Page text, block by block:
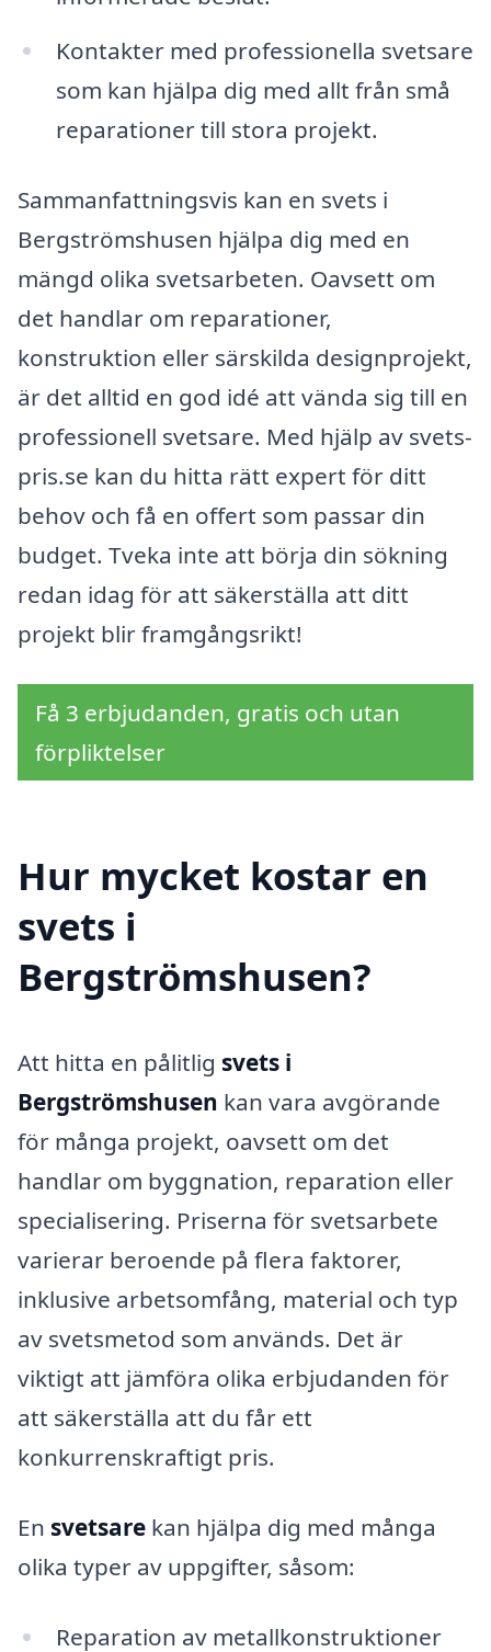
Kontakter med professionella svetsare
som kan hjälpa dig med allt från små
reparationer till stora projekt.
Sammanfattningsvis kan en svets i
Bergströmshusen hjälpa dig med en
mängd olika svetsarbeten. Oavsett om
det handlar om reparationer,
konstruktion eller särskilda designprojekt,
är det alltid en god idé att vända sig till en
professionell svetsare. Med hjälp av svets-
pris.se kan du hitta rätt expert för ditt
behov och få en offert som passar din
budget. Tveka inte att börja din sökning
redan idag för att säkerställa att ditt
projekt blir framgångsrikt!
Få 3 erbjudanden, gratis och utan
förpliktelser
Hur mycket kostar en
svets i
Bergströmshusen?
Att hitta en pålitlig svets i
Bergströmshusen kan vara avgörande
för många projekt, oavsett om det
handlar om byggnation, reparation eller
specialisering. Priserna för svetsarbete
varierar beroende på flera faktorer,
inklusive arbetsomfång, material och typ
av svetsmetod som används. Det är
viktigt att jämföra olika erbjudanden för
att säkerställa att du får ett
konkurrenskraftigt pris.
En svetsare kan hjälpa dig med många
olika typer av uppgifter, såsom:
Reparation av metallkonstruktioner